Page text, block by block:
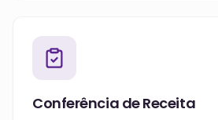
Conferência de Receita